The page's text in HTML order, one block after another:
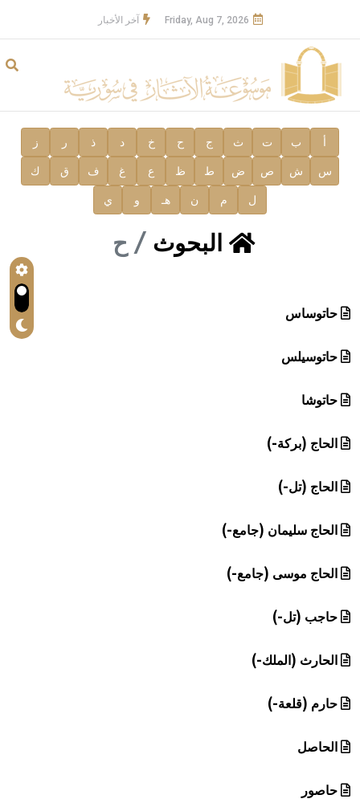
Friday, Aug 7, 2026 آخر الأخبار
أ ب ت ث ج ح خ د ذ ر ز
س ش ص ض ط ظ ع غ ف ق ك
ل م ن هـ و ي
البحوث ح
حاتوساس
حاتوسيلس
حاتوشا
الحاج (بركة-)
الحاج (تل-)
الحاج سليمان (جامع-)
الحاج موسى (جامع-)
حاجب (تل-)
الحارث (الملك-)
حارم (قلعة-)
الحاصل
حاصور